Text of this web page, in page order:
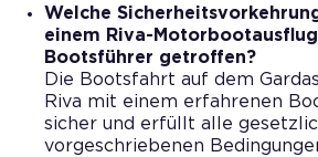
Welche
einem Riva-
Bootsführer getroffen?
Die Bootsfahrt auf dem
Riva mit einem erfahrenen
sicher und erfüllt alle
vorgeschriebenen